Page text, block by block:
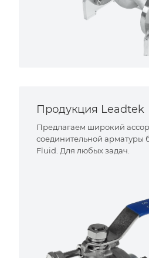
Продукция Leadtek
Предлагаем широкий
соединительной арматуры
Fluid. Для любых задач.